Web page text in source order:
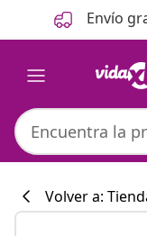
Anterior
Siguiente Envío
Volver a: